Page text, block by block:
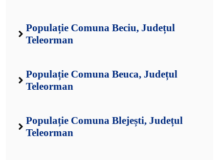
Populație Comuna Beciu, Județul
Teleorman
Populație Comuna Beuca, Județul
Teleorman
Populație Comuna Blejești, Județul
Teleorman